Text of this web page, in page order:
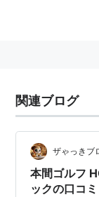
関連ブログ
ザゃっきブ
本間ゴルフ
ックの口コ